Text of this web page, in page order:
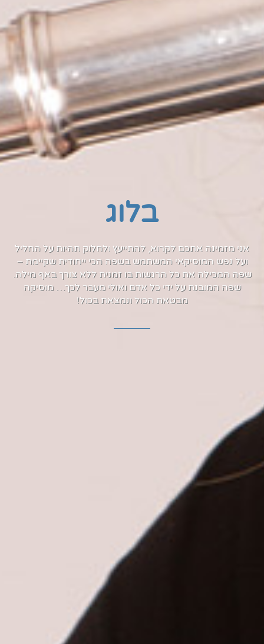
בלוג
אני מזמינה אתכם לקרוא, להתייעץ ולחלוק תהיות על החליל
ועל נפש המוסיקאי המשתמש בשפה הכי ייחודית שקיימת –
שפה המכילה את כל הרגשות בו זמנית ללא צורך באף מילה.
שפה המובנת על ידי כל אדם ואולי מעבר לכך… מוסיקה
מבטאת הכול ונמצאת בכול!